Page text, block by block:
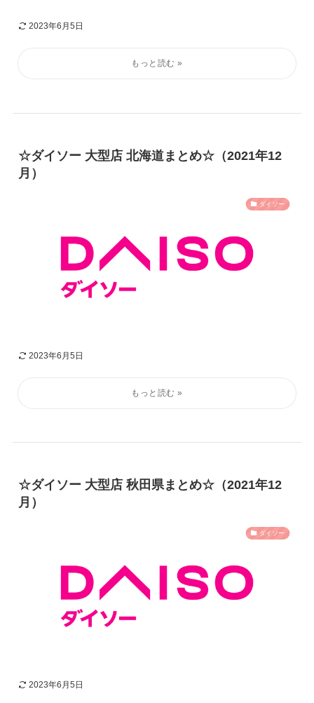
2023年6月5日
☆ダイソー 大型店 北海道まとめ☆（2021年12
月）
ダイソー
2023年6月5日
☆ダイソー 大型店 秋田県まとめ☆（2021年12
月）
ダイソー
2023年6月5日